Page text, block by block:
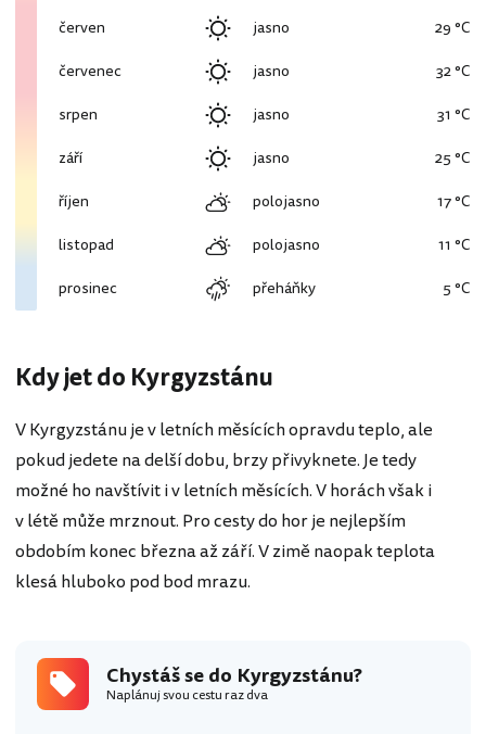
červen jasno
29 °C
červenec
jasno
32 °C
srpen
jasno
31 °C
září
jasno
25 °C
říjen
polojasno
17 °C
listopad
polojasno
11 °C
prosinec
přeháňky 5 °C
Kdy jet do Kyrgyzstánu
V Kyrgyzstánu je v letních měsících opravdu teplo, ale
pokud jedete na delší dobu, brzy přivyknete. Je tedy
možné ho navštívit i v letních měsících. V horách však i
v létě může mrznout. Pro cesty do hor je nejlepším
obdobím konec března až září. V zimě naopak teplota
klesá hluboko pod bod mrazu.
Chystáš se do Kyrgyzstánu?
Naplánuj svou cestu raz dva